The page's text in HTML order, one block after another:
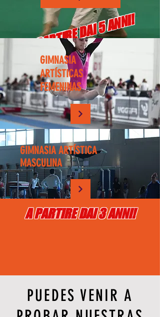
A PARTIRE DAI 5 ANNI!
GIMNASIA
ARTÍSTICAS
FEMENINAS
GIMNASIA ARTÍSTICA
MASCULINA
A PARTIRE DAI 3 ANNI!
PUEDES VENIR A